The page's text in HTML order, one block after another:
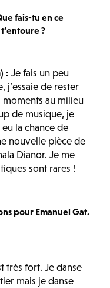
fais-tu en ce
?
:Je fais un peu
j’essaie de rester
au milieu
de musique, je
eu la chance de
nouvelle pièce de
Dianor. Je me
sont rares !
pour Emanuel Gat.
très fort. Je danse
mais je danse